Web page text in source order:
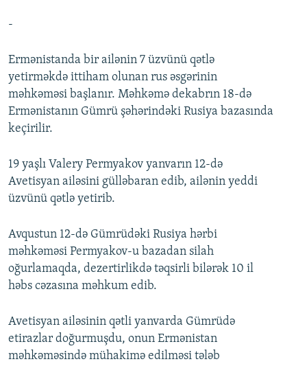
-
Ermənistanda bir ailənin 7 üzvünü qətlə
yetirməkdə ittiham olunan rus əsgərinin
məhkəməsi başlanır. Məhkəmə dekabrın 18-də
Ermənistanın Gümrü şəhərindəki Rusiya bazasında
keçirilir.
19 yaşlı Valery Permyakov yanvarın 12-də
Avetisyan ailəsini gülləbaran edib, ailənin yeddi
üzvünü qətlə yetirib.
Avqustun 12-də Gümrüdəki Rusiya hərbi
məhkəməsi Permyakov-u bazadan silah
oğurlamaqda, dezertirlikdə təqsirli bilərək 10 il
həbs cəzasına məhkum edib.
Avetisyan ailəsinin qətli yanvarda Gümrüdə
etirazlar doğurmuşdu, onun Ermənistan
məhkəməsində mühakimə edilməsi tələb